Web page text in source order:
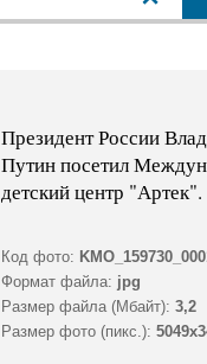
Президент России
Путин посетил
детский центр "Артек".
Код фото:
Формат файла: jpg
Размер файла (Мбайт): 3,2
Размер фото (пикс.):